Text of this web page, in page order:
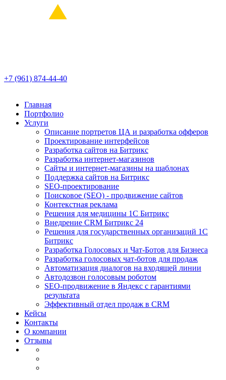
+7 (961) 874-44-40
Главная
Портфолио
Услуги
Описание портретов ЦА и разработка офферов
Проектирование интерфейсов
Разработка сайтов на Битрикс
Разработка интернет-магазинов
Сайты и интернет-магазины на шаблонах
Поддержка сайтов на Битрикс
SEO-проектирование
Поисковое (SEO) - продвижение сайтов
Контекстная реклама
Решения для медицины 1С Битрикс
Внедрение CRM Битрикс 24
Решения для государственных организаций 1С
Битрикс
Разработка Голосовых и Чат-Ботов для Бизнеса
Разработка голосовых чат-ботов для продаж
Автоматизация диалогов на входящей линии
Автодозвон голосовым роботом
SEO-продвижение в Яндекс с гарантиями
результата
Эффективный отдел продаж в CRM
Кейсы
Контакты
О компании
Отзывы